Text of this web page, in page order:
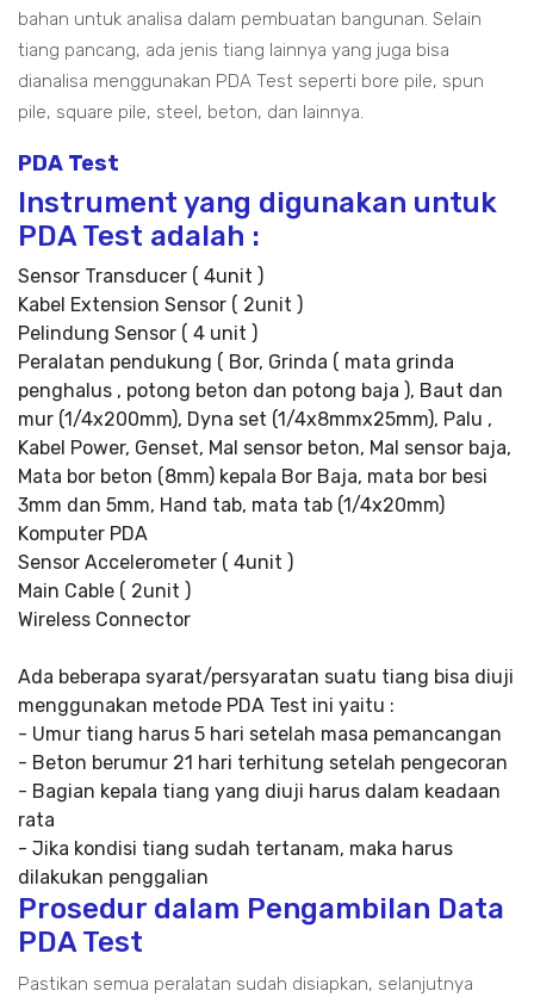
bahan untuk analisa dalam pembuatan bangunan. Selain
tiang pancang, ada jenis tiang lainnya yang juga bisa
dianalisa menggunakan PDA Test seperti bore pile, spun
pile, square pile, steel, beton, dan lainnya.
PDA Test
Instrument yang digunakan untuk
PDA Test adalah :
Sensor Transducer ( 4unit )
Kabel Extension Sensor ( 2unit )
Pelindung Sensor ( 4 unit )
Peralatan pendukung ( Bor, Grinda ( mata grinda
penghalus , potong beton dan potong baja ), Baut dan
mur (1/4x200mm), Dyna set (1/4x8mmx25mm), Palu ,
Kabel Power, Genset, Mal sensor beton, Mal sensor baja,
Mata bor beton (8mm) kepala Bor Baja, mata bor besi
3mm dan 5mm, Hand tab, mata tab (1/4x20mm)
Komputer PDA
Sensor Accelerometer ( 4unit )
Main Cable ( 2unit )
Wireless Connector
Ada beberapa syarat/persyaratan suatu tiang bisa diuji
menggunakan metode PDA Test ini yaitu :
- Umur tiang harus 5 hari setelah masa pemancangan
- Beton berumur 21 hari terhitung setelah pengecoran
- Bagian kepala tiang yang diuji harus dalam keadaan
rata
- Jika kondisi tiang sudah tertanam, maka harus
dilakukan penggalian
Prosedur dalam Pengambilan Data
PDA Test
Pastikan semua peralatan sudah disiapkan, selanjutnya